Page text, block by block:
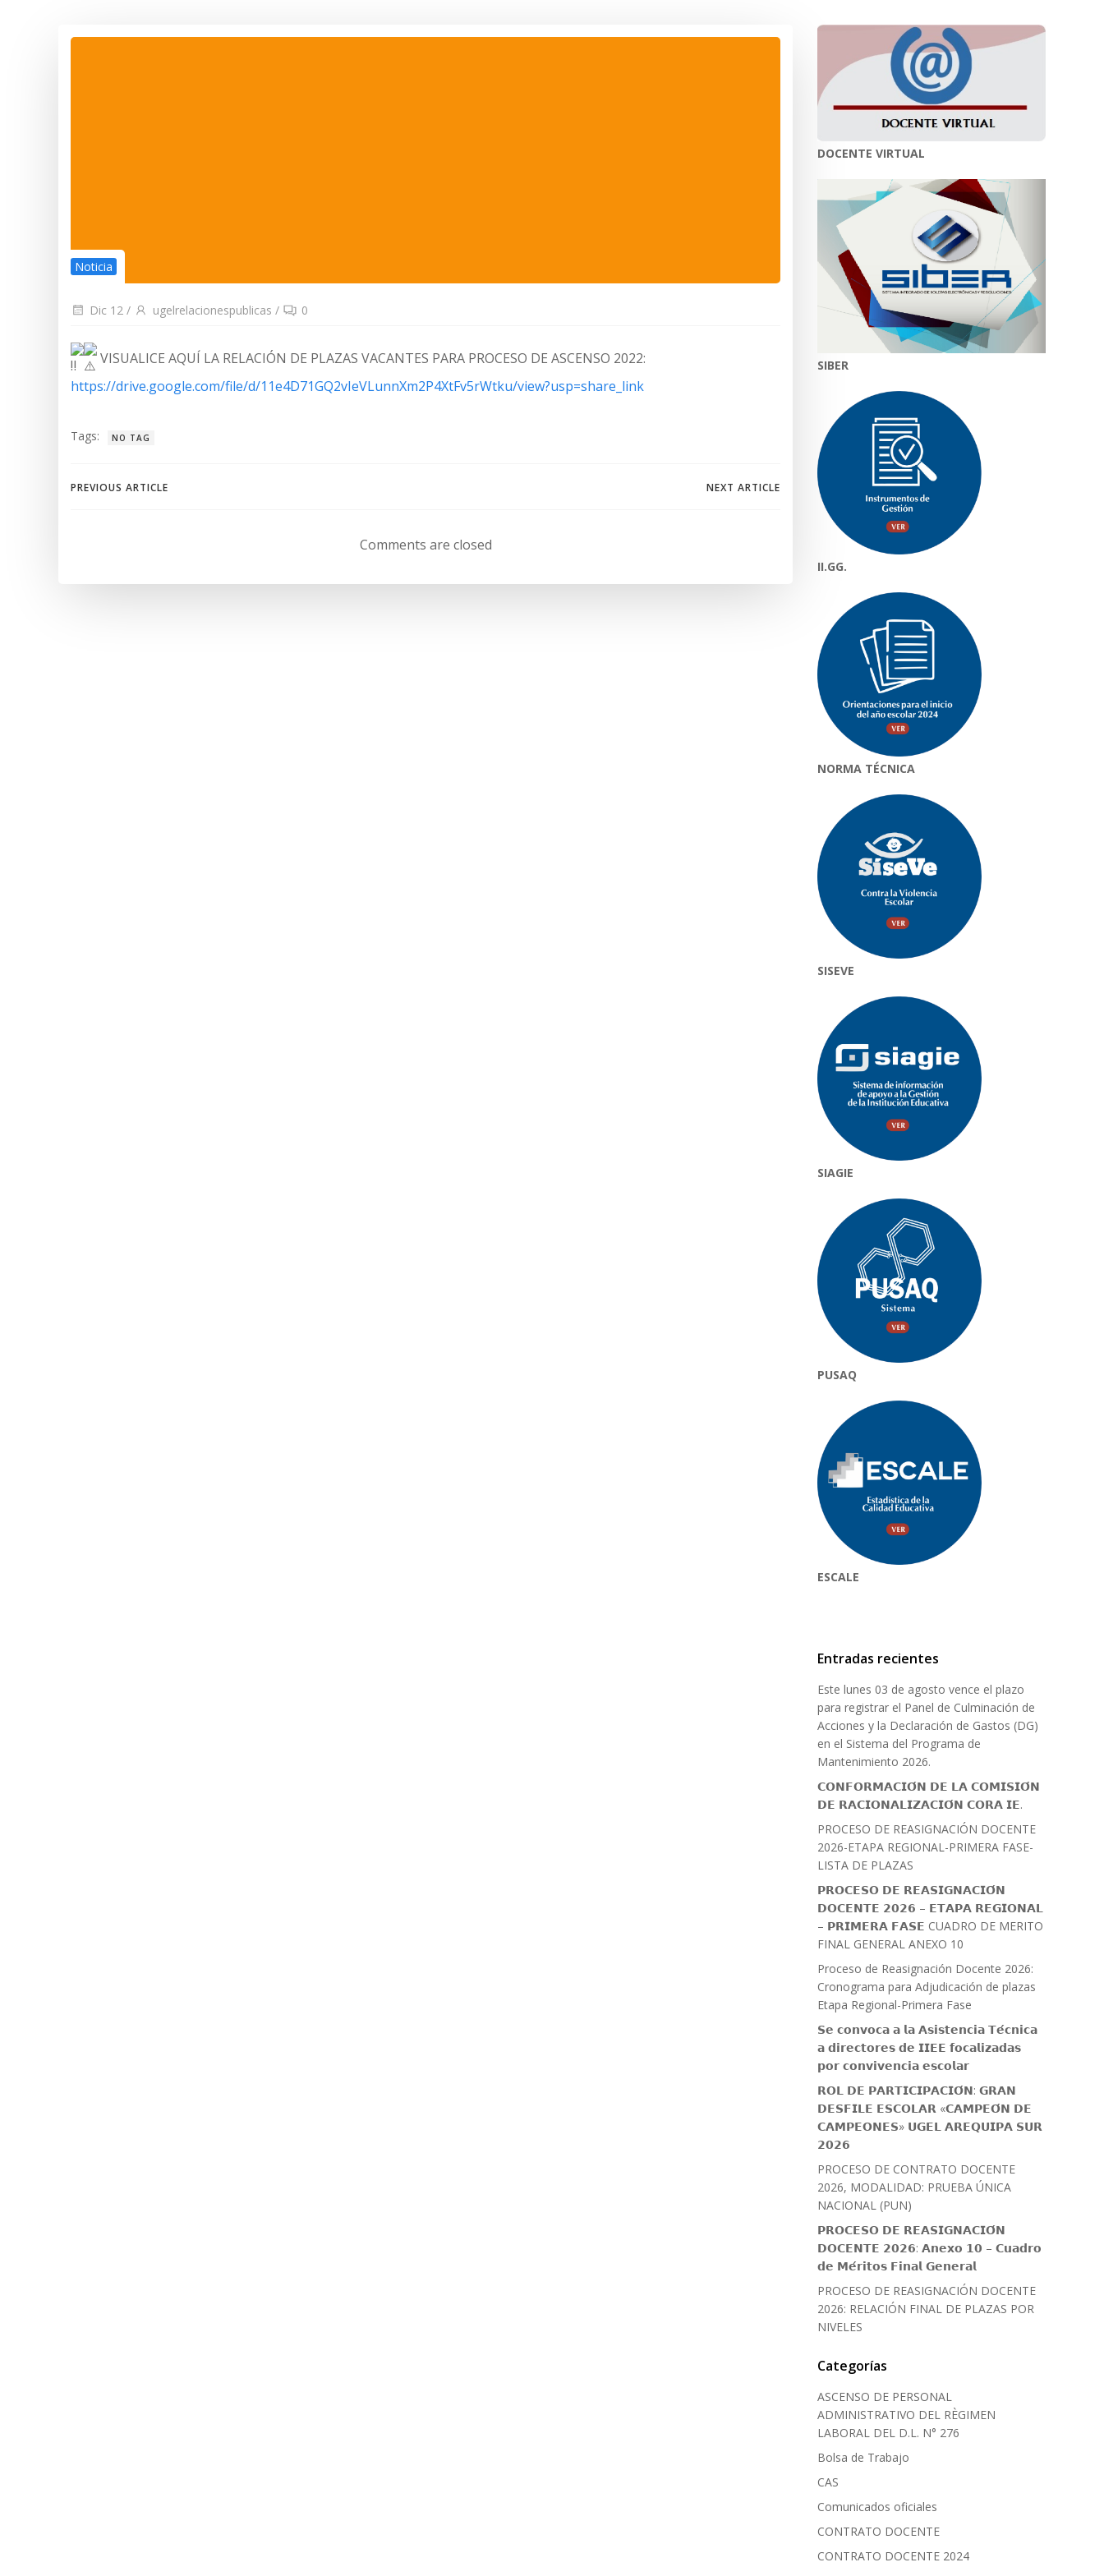
Noticia
Dic 12 / ugelrelacionespublicas / 0
VISUALICE AQUÍ LA RELACIÓN DE PLAZAS VACANTES PARA PROCESO DE ASCENSO 2022:
https://drive.google.com/file/d/11e4D71GQ2vIeVLunnXm2P4XtFv5rWtku/view?usp=share_link
Tags: NO TAG
Navegación
entradas
PREVIOUS ARTICLE
de
entradas
NEXT ARTICLE
Comments are closed
DOCENTE VIRTUAL
SIBER
II.GG.
NORMA TÉCNICA
SISEVE
SIAGIE
PUSAQ
ESCALE
Entradas recientes
Este lunes 03 de agosto vence el plazo
para registrar el Panel de Culminación de
Acciones y la Declaración de Gastos (DG)
en el Sistema del Programa de
Mantenimiento 2026.
𝗖𝗢𝗡𝗙𝗢𝗥𝗠𝗔𝗖𝗜𝗢́𝗡 𝗗𝗘 𝗟𝗔 𝗖𝗢𝗠𝗜𝗦𝗜𝗢́𝗡
𝗗𝗘 𝗥𝗔𝗖𝗜𝗢𝗡𝗔𝗟𝗜𝗭𝗔𝗖𝗜𝗢́𝗡 𝗖𝗢𝗥𝗔 𝗜𝗘.
PROCESO DE REASIGNACIÓN DOCENTE
2026-ETAPA REGIONAL-PRIMERA FASE-
LISTA DE PLAZAS
𝗣𝗥𝗢𝗖𝗘𝗦𝗢 𝗗𝗘 𝗥𝗘𝗔𝗦𝗜𝗚𝗡𝗔𝗖𝗜𝗢́𝗡
𝗗𝗢𝗖𝗘𝗡𝗧𝗘 𝟮𝟬𝟮𝟲 – 𝗘𝗧𝗔𝗣𝗔 𝗥𝗘𝗚𝗜𝗢𝗡𝗔𝗟
– 𝗣𝗥𝗜𝗠𝗘𝗥𝗔 𝗙𝗔𝗦𝗘 CUADRO DE MERITO
FINAL GENERAL ANEXO 10
Proceso de Reasignación Docente 2026:
Cronograma para Adjudicación de plazas
Etapa Regional-Primera Fase
𝗦𝗲 𝗰𝗼𝗻𝘃𝗼𝗰𝗮 𝗮 𝗹𝗮 𝗔𝘀𝗶𝘀𝘁𝗲𝗻𝗰𝗶𝗮 𝗧𝗲́𝗰𝗻𝗶𝗰𝗮
𝗮 𝗱𝗶𝗿𝗲𝗰𝘁𝗼𝗿𝗲𝘀 𝗱𝗲 𝗜𝗜𝗘𝗘 𝗳𝗼𝗰𝗮𝗹𝗶𝘇𝗮𝗱𝗮𝘀
𝗽𝗼𝗿 𝗰𝗼𝗻𝘃𝗶𝘃𝗲𝗻𝗰𝗶𝗮 𝗲𝘀𝗰𝗼𝗹𝗮𝗿
𝗥𝗢𝗟 𝗗𝗘 𝗣𝗔𝗥𝗧𝗜𝗖𝗜𝗣𝗔𝗖𝗜𝗢́𝗡: 𝗚𝗥𝗔𝗡
𝗗𝗘𝗦𝗙𝗜𝗟𝗘 𝗘𝗦𝗖𝗢𝗟𝗔𝗥 «𝗖𝗔𝗠𝗣𝗘𝗢́𝗡 𝗗𝗘
𝗖𝗔𝗠𝗣𝗘𝗢𝗡𝗘𝗦» 𝗨𝗚𝗘𝗟 𝗔𝗥𝗘𝗤𝗨𝗜𝗣𝗔 𝗦𝗨𝗥
𝟮𝟬𝟮𝟲
PROCESO DE CONTRATO DOCENTE
2026, MODALIDAD: PRUEBA ÚNICA
NACIONAL (PUN)
𝗣𝗥𝗢𝗖𝗘𝗦𝗢 𝗗𝗘 𝗥𝗘𝗔𝗦𝗜𝗚𝗡𝗔𝗖𝗜𝗢́𝗡
𝗗𝗢𝗖𝗘𝗡𝗧𝗘 𝟮𝟬𝟮𝟲: 𝗔𝗻𝗲𝘅𝗼 𝟭𝟬 – 𝗖𝘂𝗮𝗱𝗿𝗼
𝗱𝗲 𝗠𝗲́𝗿𝗶𝘁𝗼𝘀 𝗙𝗶𝗻𝗮𝗹 𝗚𝗲𝗻𝗲𝗿𝗮𝗹
PROCESO DE REASIGNACIÓN DOCENTE
2026: RELACIÓN FINAL DE PLAZAS POR
NIVELES
Categorías
ASCENSO DE PERSONAL
ADMINISTRATIVO DEL RÈGIMEN
LABORAL DEL D.L. N° 276
Bolsa de Trabajo
CAS
Comunicados oficiales
CONTRATO DOCENTE
CONTRATO DOCENTE 2024